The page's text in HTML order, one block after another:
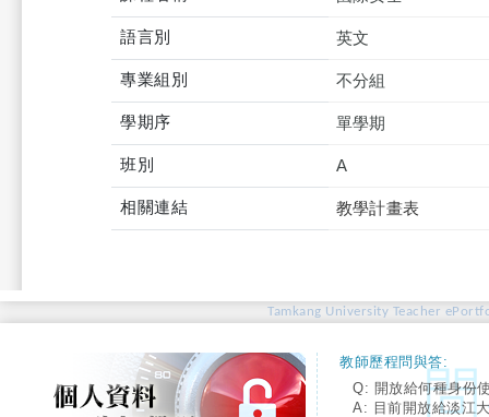
語言別 英文
專業組別 不分組
學期序 單學期
班別 A
相關連結 教學計畫表
Tamkang University Teacher
教師歷程問與答:
Q: 開放給何種身份
A: 目前開放給淡江